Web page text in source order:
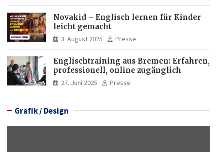
Novakid – Englisch lernen für Kinder
leicht gemacht
3. August 2025 Presse
Englischtraining aus Bremen: Erfahren,
professionell, online zugänglich
27. Juni 2025 Presse
Grafik / Design